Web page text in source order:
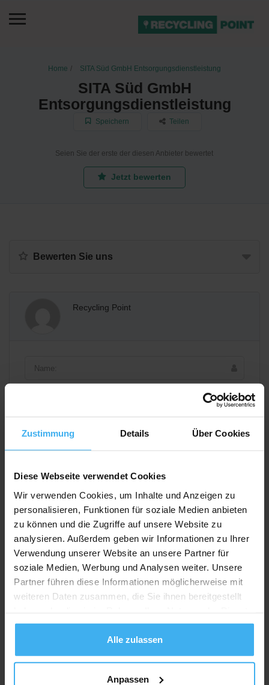
Zustimmung Details Über Cookies
Diese Webseite verwendet Cookies
Wir verwenden Cookies, um Inhalte und Anzeigen zu
personalisieren, Funktionen für soziale Medien anbieten
zu können und die Zugriffe auf unsere Website zu
analysieren. Außerdem geben wir Informationen zu Ihrer
Verwendung unserer Website an unsere Partner für
soziale Medien, Werbung und Analysen weiter. Unsere
Partner führen diese Informationen möglicherweise mit
weiteren Daten zusammen, die Sie ihnen bereitgestellt
gesammelt haben.
Alle zulassen
Anpassen
Home SITA Süd GmbH Entsorgungsdienstleistung
SITA Süd GmbH
Entsorgungsdienstleistung
Speichern Teilen
Seien Sie der erste der diesen Anbieter bewertet
Jetzt bewerten
Bewerten Sie uns
Recycling Point